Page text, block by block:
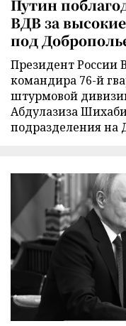
Путин
ВДВ за
под
Президент России
командира 76-й
штурмовой
Абдулазиза
подразделения на